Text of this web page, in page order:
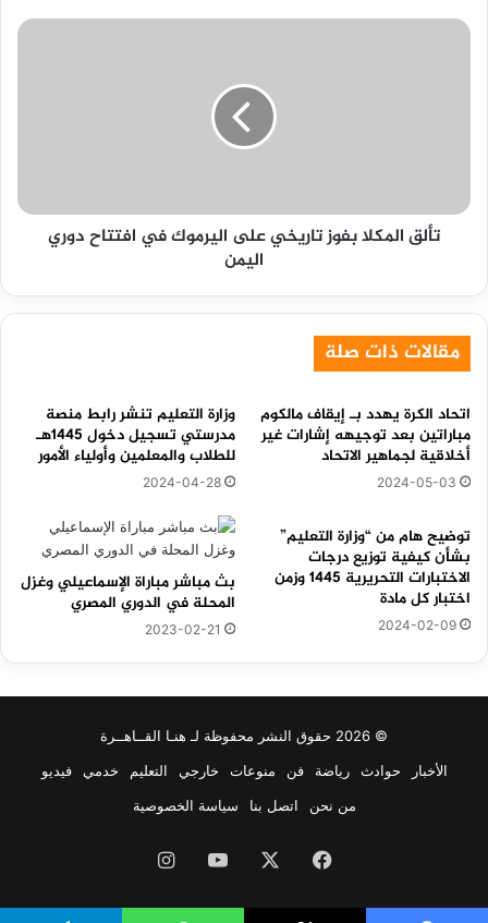
تألق
دوري
اليمنتألق المكلا بفوز تاريخي على اليرموك في افتتاح دوري
اليمن
مقالات ذات صلة
اتحاد الكرة يهدد بـ إيقاف مالكوم
مباراتين بعد توجيهه إشارات غير
أخلاقية لجماهير الاتحاد
2024-05-03
وزارة التعليم تنشر رابط منصة
مدرستي تسجيل دخول 1445هـ
للطلاب والمعلمين وأولياء الأمور
2024-04-28
توضيح هام من “وزارة التعليم”
بشأن كيفية توزيع درجات
الاختبارات التحريرية 1445 وزمن
اختبار كل مادة
2024-02-09
بث مباشر مباراة الإسماعيلي وغزل
المحلة في الدوري المصري
2023-02-21
© 2026 حقوق النشر محفوظة لـ هنـا القــاهــرة
الأخبار
حوادث رياضة فن منوعات خارجي التعليم خدمي
فيديو
من نحن
اتصل بنا سياسة الخصوصية
فيسبوك ‫YouTubeانستقرام